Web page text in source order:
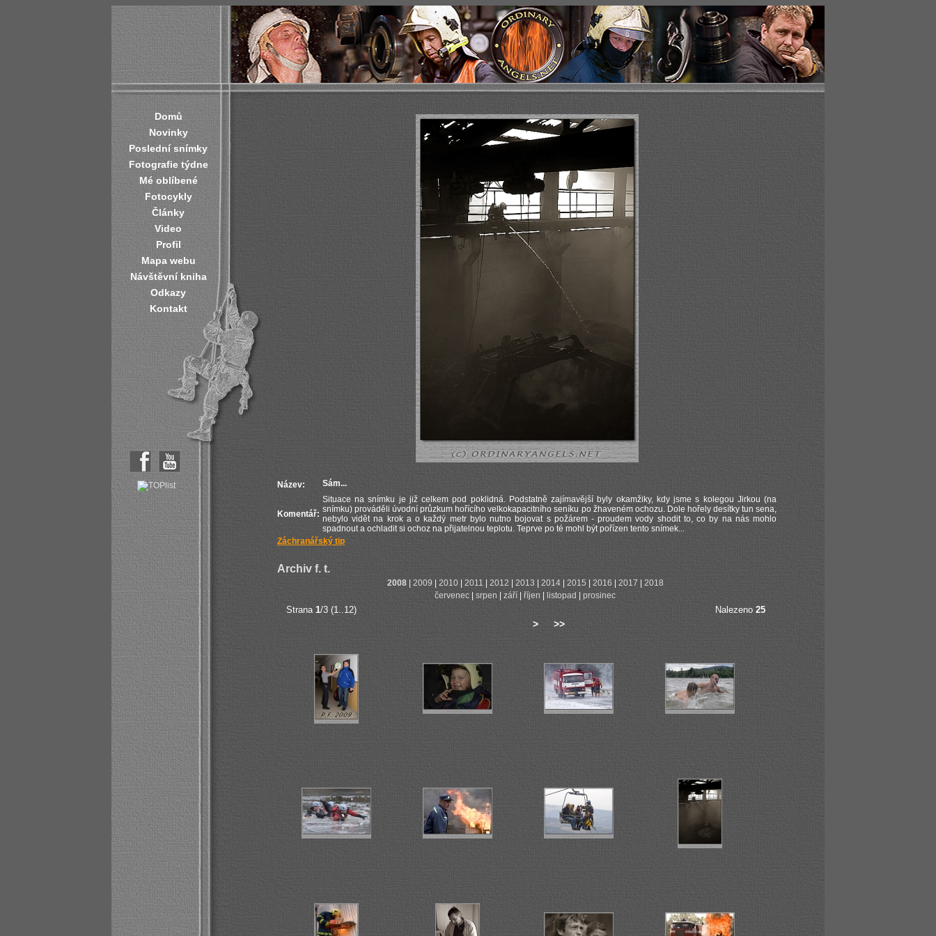
Domů
Novinky
Poslední snímky
Fotografie týdne
Mé oblíbené
Fotocykly
Články
Video
Profil
Mapa webu
Návštěvní kniha
Odkazy
Kontakt
Název: Sám...
Komentář:
Situace na snímku je již celkem pod poklidná. Podstatně zajímavější byly okamžiky, kdy jsme s kolegou Jirkou (na
snímku) prováděli úvodní průzkum hořícího velkokapacitního seníku po žhaveném ochozu. Dole hořely desítky tun sena,
nebylo vidět na krok a o každý metr bylo nutno bojovat s požárem - proudem vody shodit to, co by na nás mohlo
spadnout a ochladit si ochoz na přijatelnou teplotu. Teprve po té mohl být pořízen tento snímek...
Záchranářský tip
Archiv f. t.
2008 2009 2010| 2011 2012 2013 2014| 2015 2016 2017
2018
červenec
srpen září říjen listopad prosinec
Strana 1/3 (1..12) Nalezeno 25